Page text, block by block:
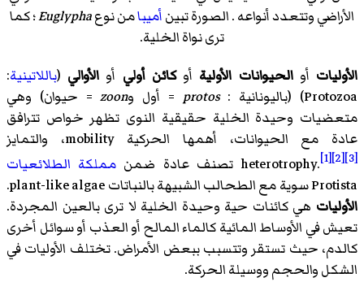
الأراضي وتتعدد أنواعه . الصورة تبينأميبامن نوعEuglypha؛ كما
ترى نواة الخلية.
الأوليات أوالحيوانات الأولية أوكائن أولي أو الأوالي (باللاتينية:
Protozoa) (باليونانية :protos= أول وzoon= حيوان) وهي
متعضيات وحيدة الخلية حقيقية النوى تظهر خواص تترافق
عادة مع الحيوانات، أهمها الحركية mobility، والتمايز
heterotrophy.[1][2][3] تصنف عادة ضمن مملكة الطلائعيات
Protista سوية مع الطحالب الشبيهة بالنباتات plant-like algae.
الأوليات هي كائنات حية وحيدة الخلية لا ترى بالعين المجردة.
تعيش في الأوساط المائية كالماء المالح أو العذب أو سوائل أخرى
كالدم، حيث تستقر وتتسبب ببعض الأمراض. تختلف الأوليات في
الشكل والحجم ووسيلة الحركة.